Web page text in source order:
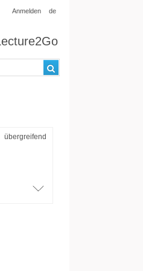
Anmelden de
übergreifend